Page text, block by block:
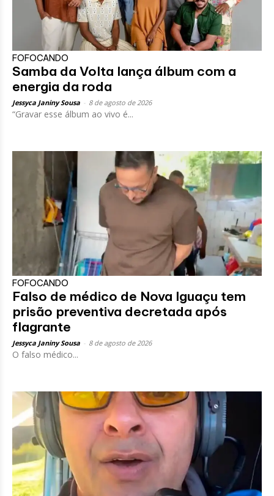
FOFOCANDO
Samba da Volta lança álbum com a
energia da roda
Jessyca Janiny Sousa 8 de agosto de 2026
“Gravar esse álbum ao vivo é...
FOFOCANDO
Falso de médico de Nova Iguaçu tem
prisão preventiva decretada após
flagrante
Jessyca Janiny Sousa 8 de agosto de 2026
O falso médico...